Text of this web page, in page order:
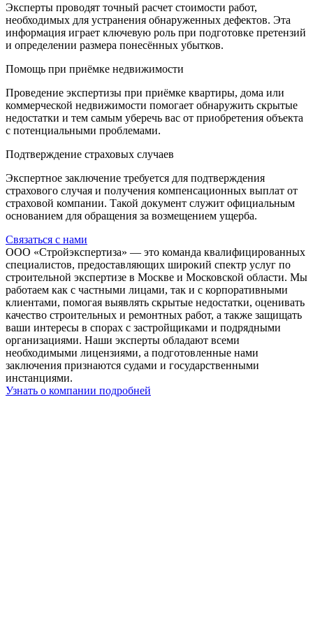
Эксперты проводят точный расчет стоимости работ,
необходимых для устранения обнаруженных дефектов. Эта
информация играет ключевую роль при подготовке претензий
и определении размера понесённых убытков.
Помощь при приёмке недвижимости
Проведение экспертизы при приёмке квартиры, дома или
коммерческой недвижимости помогает обнаружить скрытые
недостатки и тем самым уберечь вас от приобретения объекта
с потенциальными проблемами.
Подтверждение страховых случаев
Экспертное заключение требуется для подтверждения
страхового случая и получения компенсационных выплат от
страховой компании. Такой документ служит официальным
основанием для обращения за возмещением ущерба.
Связаться с нами
ООО «Стройэкспертиза» — это команда квалифицированных
специалистов, предоставляющих широкий спектр услуг по
строительной экспертизе в Москве и Московской области. Мы
работаем как с частными лицами, так и с корпоративными
клиентами, помогая выявлять скрытые недостатки, оценивать
качество строительных и ремонтных работ, а также защищать
ваши интересы в спорах с застройщиками и подрядными
организациями. Наши эксперты обладают всеми
необходимыми лицензиями, а подготовленные нами
заключения признаются судами и государственными
инстанциями.
Узнать о компании подробней